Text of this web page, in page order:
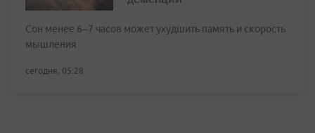
Сон менее 6–7 часов может ухудшить память и скорость
мышления
сегодня, 05:28